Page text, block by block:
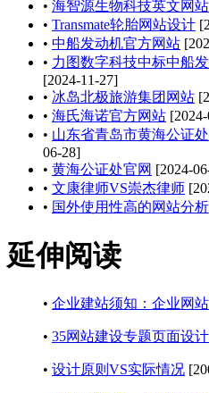
• 海智源生物科技英文网站
• Transmate轮胎网站设计
• 中船发动机官方网站
• 力图数字科技中标中船
[2024-11-27]
• 冰岛北极旅游集团网站
• 海氏海诺官方网站
• 山东省青岛市黄海公证
06-28]
• 黄海公证处官网 [2024-
• 文康律师VS崇杰律师
• 国外使用性高的网站分析
延伸阅读
• 企业建站须知：企业网
• 35网站建设专题页面设
• 设计原则VS实际情况